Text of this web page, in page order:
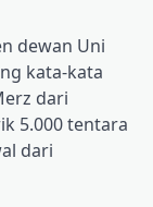
dewan Uni
kata-kata
dari
5.000 tentara
dari